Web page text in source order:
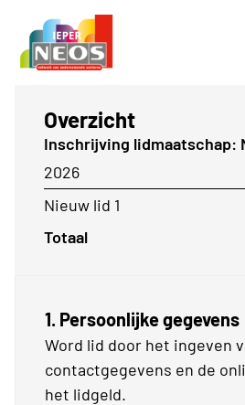
1. Persoonlijke gegevens
Word lid door het ingeven
contactgegevens en de
het lidgeld.
Overzicht
Inschrijving lidmaatschap:
2026
Nieuw lid 1
Totaal